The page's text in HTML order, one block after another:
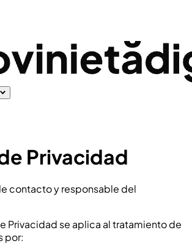
Privacidad
contacto y responsable del
Privacidad se aplica al tratamiento de
por: